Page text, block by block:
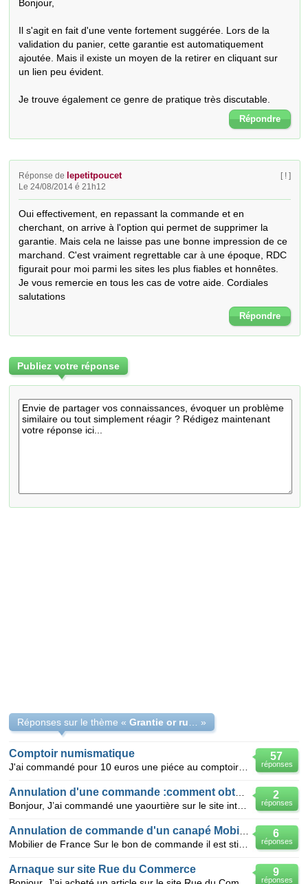
Bonjour,
Il s'agit en fait d'une vente fortement suggérée. Lors de la
validation du panier, cette garantie est automatiquement
ajoutée. Mais il existe un moyen de la retirer en cliquant sur
un lien peu évident.
Je trouve également ce genre de pratique très discutable.
Répondre
Réponse de lepetitpoucet
Le 24/08/2014 é 21h12
[ ! ]
Oui effectivement, en repassant la commande et en
cherchant, on arrive à l'option qui permet de supprimer la
garantie. Mais cela ne laisse pas une bonne impression de ce
marchand. C'est vraiment regrettable car à une époque, RDC
figurait pour moi parmi les sites les plus fiables et honnêtes.
Je vous remercie en tous les cas de votre aide. Cordiales
salutations
Répondre
Publiez votre réponse
Réponses sur le thème « »
57
réponses
Comptoir numismatique
2
réponses
6
réponses
9
réponses
Arnaque sur site Rue du Commerce